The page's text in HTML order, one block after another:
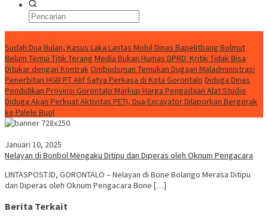
Sudah Dua Bulan, Kasus Laka Lantas Mobil Dinas Bapelitbang Bolmut
Belum Temui Titik Terang Media Bukan Humas DPRD: Kritik Tidak Bisa
Ditukar dengan KontrakOmbudsman Temukan Dugaan Maladministrasi
Penerbitan HGB PT Alif Satya Perkasa di Kota Gorontalo Diduga Dinas
Pendidikan Provinsi Gorontalo Markup Harga Pengadaan Alat Studio
Diduga Akan Perkuat Aktivitas PETI, Dua Excavator Dilaporkan Bergerak
ke Palele Buol
Januari 10, 2025
Nelayan di Bonbol Mengaku Ditipu dan Diperas oleh Oknum Pengacara
LINTASPOST.ID, GORONTALO – Nelayan di Bone Bolango Merasa Ditipu
dan Diperas oleh Oknum Pengacara Bone […]
Berita Terkait